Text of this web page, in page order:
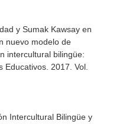
y Sumak Kawsay en
nuevo modelo de
intercultural bilingüe:
Educativos. 2017. Vol.
Intercultural Bilingüe y